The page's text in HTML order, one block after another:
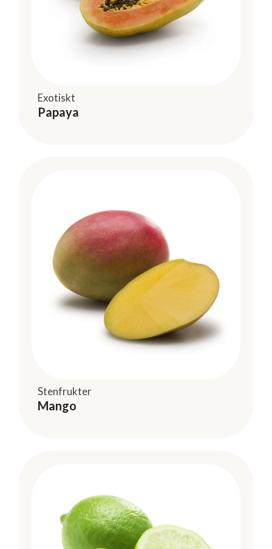
Exotiskt
Papaya
Stenfrukter
Mango